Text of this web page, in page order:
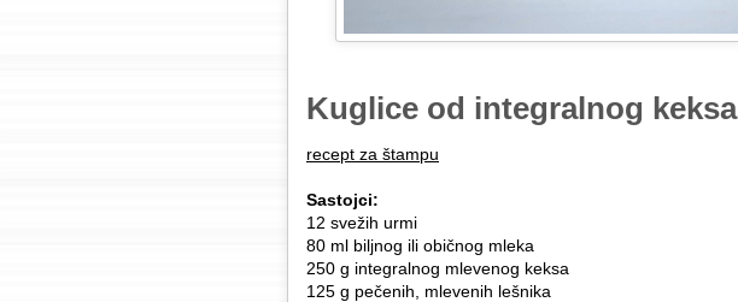
Kuglice od integralnog keksa
recept za štampu
Sastojci:
12 svežih urmi
80 ml biljnog ili običnog mleka
250 g integralnog mlevenog keksa
125 g pečenih, mlevenih lešnika